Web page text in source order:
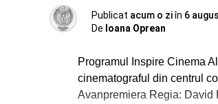
Publicat acum o ziîn 6
De Ioana Oprean
Programul Inspire Cinema
cinematograful din centrul
Avanpremiera Regia: David